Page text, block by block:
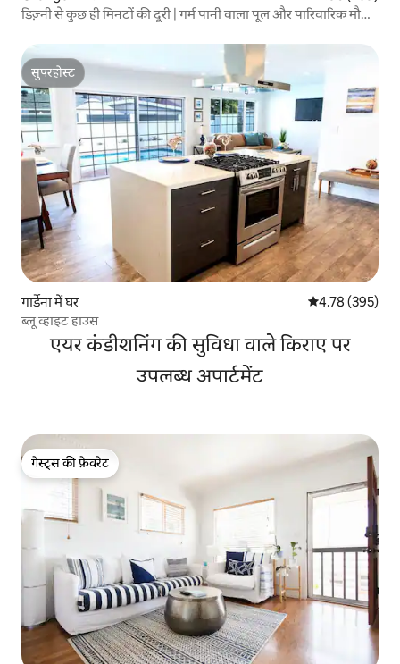
डिज़्नी से कुछ ही मिनटों की दूरी | गर्म पानी वाला पूल और पारिवारिक मौज-
सुपरहोस्ट
सुपरहोस्ट
गार्डेना में घर औसत रेटिंग 5 में से
4.78 (395)
ब्लू व्हाइट हाउस
एयर कंडीशनिंग की सुविधा वाले किराए पर
उपलब्ध अपार्टमेंट
गेस्ट्स की फ़ेवरेट
गेस्ट्स की फ़ेवरेट